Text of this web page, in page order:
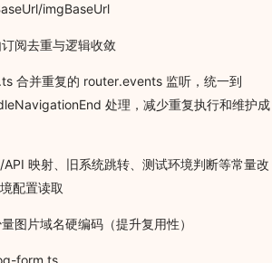
imgBaseUrl
阅去重与逻辑收敛
合并重复的 router.events 监听，统一到
处理，减少重复执行和维护成
API 映射、旧系统跳转、测试环境判断等常量改
配置读取
图片域名硬编码（提升复用性）
form.ts